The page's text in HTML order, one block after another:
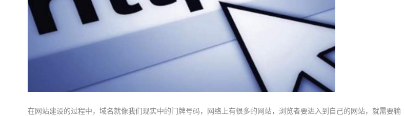
在网站建设的过程中，域名就像我们现实中的门牌号码，网络上有很多的网站，浏览者要进入到自己的网站，就需要输